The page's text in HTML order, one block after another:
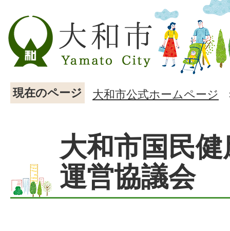
現在のページ 大和市公式ホームページ
大和市国民
運営協議会